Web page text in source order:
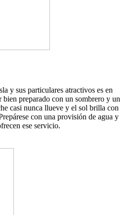
y sus particulares atractivos es en
preparado con un sombrero y un
casi nunca llueve y el sol brilla con
con una provisión de agua y
ese servicio.